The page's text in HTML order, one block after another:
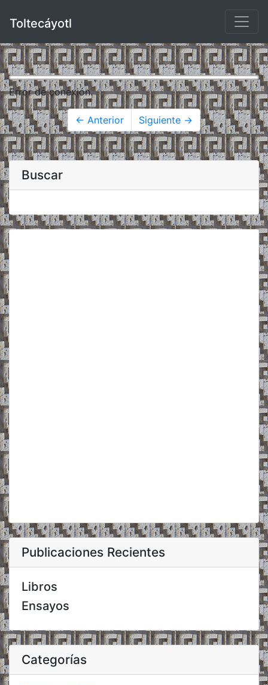
Toltecáyotl
Error de conexión.
← Anterior Siguiente →
Buscar
Publicaciones Recientes
Libros
Ensayos
Categorías